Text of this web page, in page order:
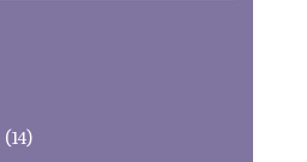
(14)